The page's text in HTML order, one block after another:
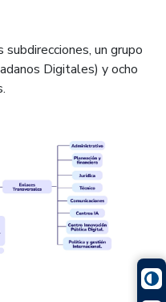
un grupo
Digitales) y ocho